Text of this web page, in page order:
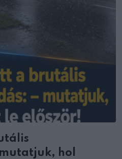
hol